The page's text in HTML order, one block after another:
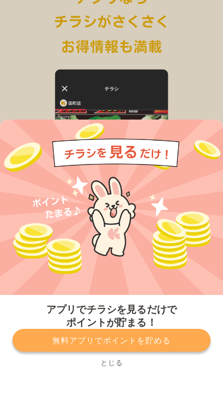
アプリでチラシを見るだけで
ポイントが貯まる！
無料アプリでポイントを貯める
とじる
プライバシーポリシー 利用規約
運営会社
サービスに関してのお問い合わせ